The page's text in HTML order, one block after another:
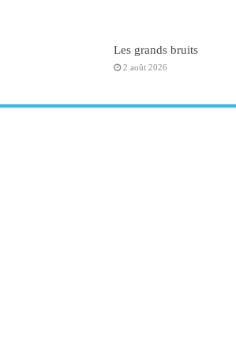
Les grands bruits
2 août 2026